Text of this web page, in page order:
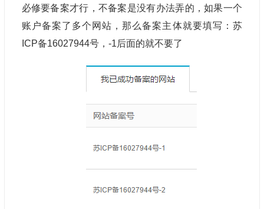
必修要备案才行，不备案是没有办法弄的，如果一个
账户备案了多个网站，那么备案主体就要填写：苏
ICP备16027944号，-1后面的就不要了